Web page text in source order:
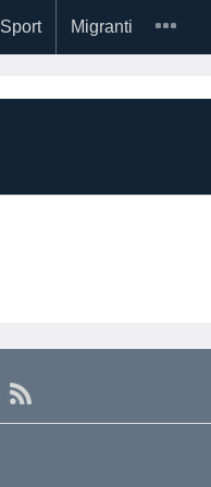
Sport Migranti